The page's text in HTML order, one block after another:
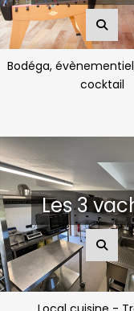
Bodéga,
cocktail
Les 3